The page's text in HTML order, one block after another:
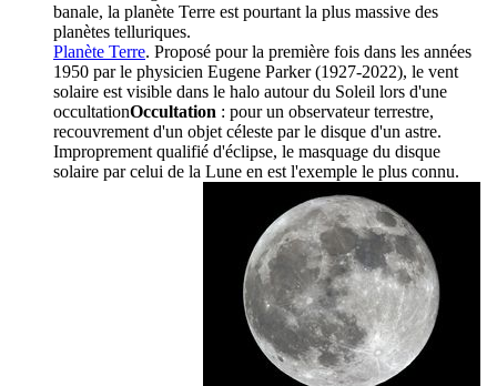
banale, la planète Terre est pourtant la plus massive des
planètes telluriques.
Planète Terre. Proposé pour la première fois dans les années
1950 par le physicien Eugene Parker (1927-2022), le vent
solaire est visible dans le halo autour du Soleil lors d'une
occultationOccultation : pour un observateur terrestre,
recouvrement d'un objet céleste par le disque d'un astre.
Improprement qualifié d'éclipse, le masquage du disque
solaire par celui de la Lune en est l'exemple le plus connu.